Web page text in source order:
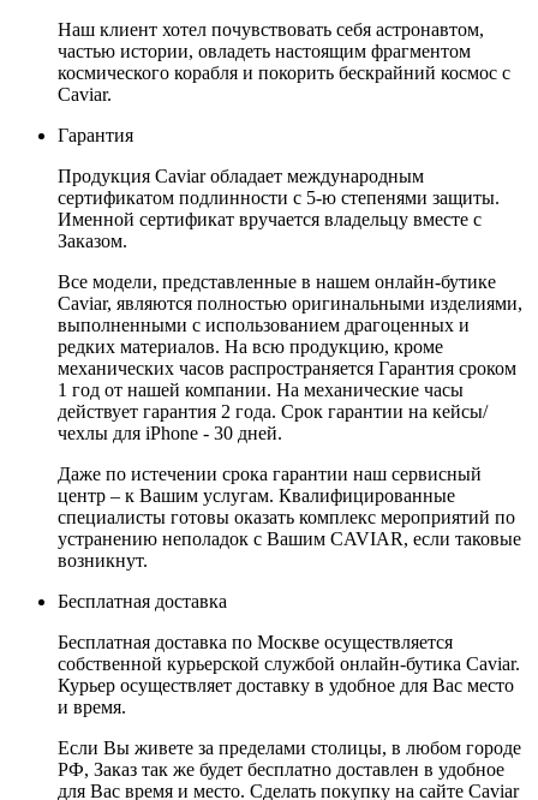
Наш клиент хотел почувствовать себя астронавтом,
частью истории, овладеть настоящим фрагментом
космического корабля и покорить бескрайний космос с
Caviar.
Гарантия
Продукция Caviar обладает международным
сертификатом подлинности с 5-ю степенями защиты.
Именной сертификат вручается владельцу вместе с
Заказом.
Все модели, представленные в нашем онлайн-бутике
Caviar, являются полностью оригинальными изделиями,
выполненными с использованием драгоценных и
редких материалов. На всю продукцию, кроме
механических часов распространяется Гарантия сроком
1 год от нашей компании. На механические часы
действует гарантия 2 года. Срок гарантии на кейсы/
чехлы для iPhone - 30 дней.
Даже по истечении срока гарантии наш сервисный
центр – к Вашим услугам. Квалифицированные
специалисты готовы оказать комплекс мероприятий по
устранению неполадок с Вашим CAVIAR, если таковые
возникнут.
Бесплатная доставка
Бесплатная доставка по Москве осуществляется
собственной курьерской службой онлайн-бутика Caviar.
Курьер осуществляет доставку в удобное для Вас место
и время.
Если Вы живете за пределами столицы, в любом городе
РФ, Заказ так же будет бесплатно доставлен в удобное
для Вас время и место. Сделать покупку на сайте Caviar